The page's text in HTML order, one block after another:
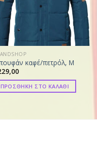
καφέ/πετρόλ, M
ΠΡΟΣΘΗΚΗ ΣΤΟ ΚΑΛΑΘΙ